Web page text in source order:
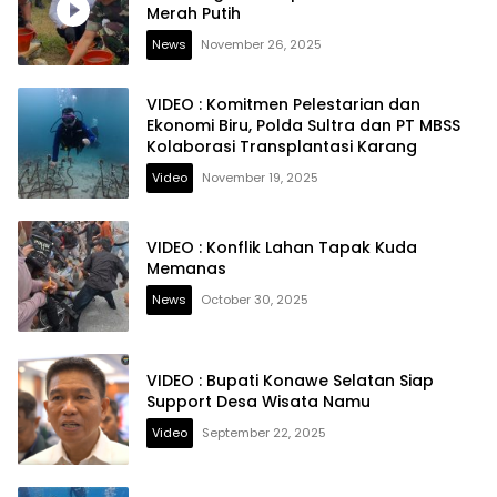
Merah Putih
News November 26, 2025
VIDEO : Komitmen Pelestarian dan
Ekonomi Biru, Polda Sultra dan PT MBSS
Kolaborasi Transplantasi Karang
Video November 19, 2025
VIDEO : Konflik Lahan Tapak Kuda
Memanas
News October 30, 2025
VIDEO : Bupati Konawe Selatan Siap
Support Desa Wisata Namu
Video September 22, 2025